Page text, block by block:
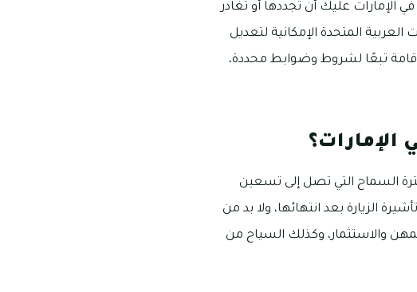
الإمارات عليك أن تجددها أو تغادر
المتحدة الإمكانية لتعديل
إقامة تبعًا لشروط وضوابط محددة،
الإمارات؟
فترة السماح التي تصل إلى تسعين
الزيارة بعد انتهائها، ولا بد من
والاستثمار، وكذلك السياح من